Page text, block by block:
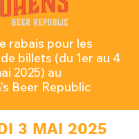
rabais pour les
billets (du 1er au 4
2025) au
Beer Republic
3 MAI 2025